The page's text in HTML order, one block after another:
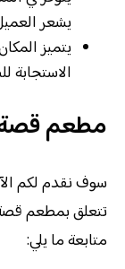
يشعر
يتميز
الاستجابة
مطعم قصة
سوف نقدم لكم
تتعلق بمطعم
متابعة ما يلي: